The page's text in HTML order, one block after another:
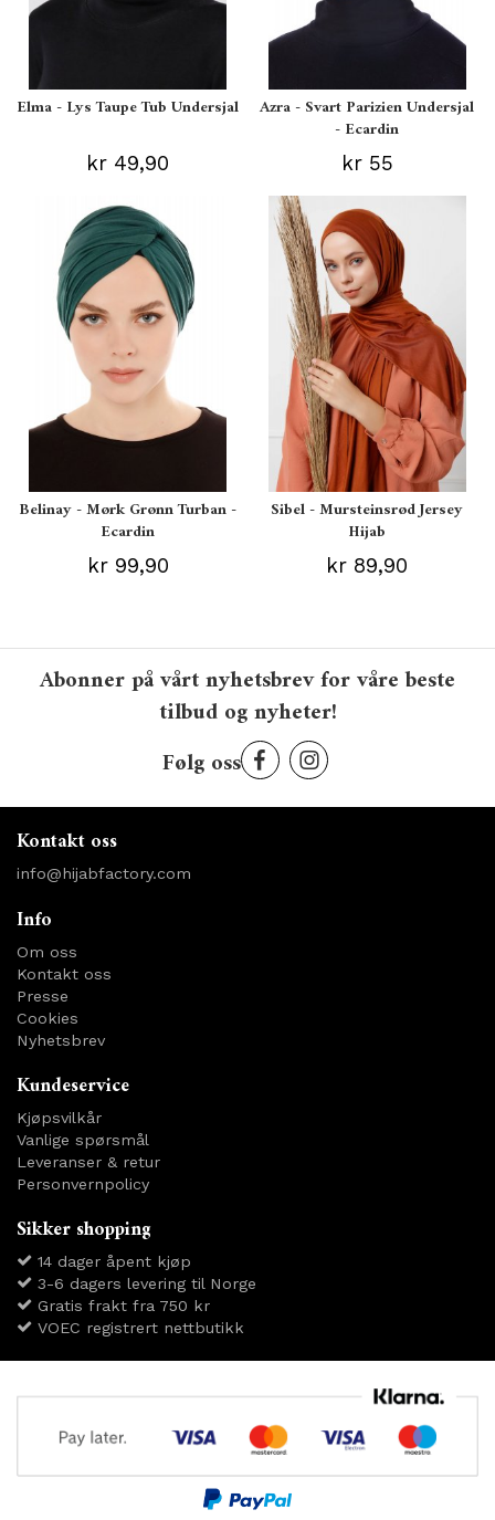
Elma - Lys Taupe Tub Undersjal
kr 49,90
Azra - Svart Parizien Undersjal
- Ecardin
kr 55
Belinay - Mørk Grønn Turban -
Ecardin
kr 99,90
Sibel - Mursteinsrød Jersey
Hijab
kr 89,90
Abonner på vårt nyhetsbrev for våre beste
tilbud og nyheter!
Følg oss
Kontakt oss
info@hijabfactory.com
Info
Om oss
Kontakt oss
Presse
Cookies
Nyhetsbrev
Kundeservice
Kjøpsvilkår
Vanlige spørsmål
Leveranser & retur
Personvernpolicy
Sikker shopping
14 dager åpent kjøp
3-6 dagers levering til Norge
Gratis frakt fra 750 kr
VOEC registrert nettbutikk